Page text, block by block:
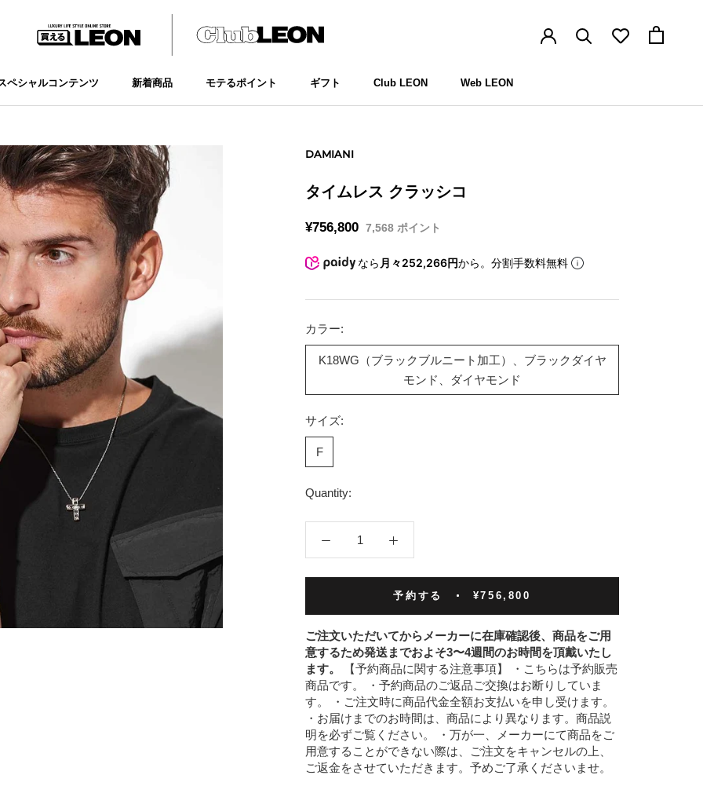
ペシャルコンテンツ
新着商品
モテるポイント
ギフト
Club LEON
Web LEON
DAMIANI
タイムレス クラッシコ
¥756,800 7,568 ポイント
なら 月々252,266円から。分割手数料無料
カラー:
K18WG（ブラックブルニート加工）、ブラックダイヤ
モンド、ダイヤモンド
サイズ:
F
Quantity:
予約する ¥756,800
ご注文いただいてからメーカーに在庫確認後、商品をご用
意するため発送までおよそ3〜4週間のお時間を頂戴いたし
ます。
【予約商品に関する注意事項】 ・こちらは予約販売
商品です。 ・予約商品のご返品ご交換はお断りしていま
す。 ・ご注文時に商品代金全額お支払いを申し受けます。
・お届けまでのお時間は、商品により異なります。商品説
明を必ずご覧ください。 ・万が一、メーカーにて商品をご
用意することができない際は、ご注文をキャンセルの上、
ご返金をさせていただきます。予めご了承くださいませ。